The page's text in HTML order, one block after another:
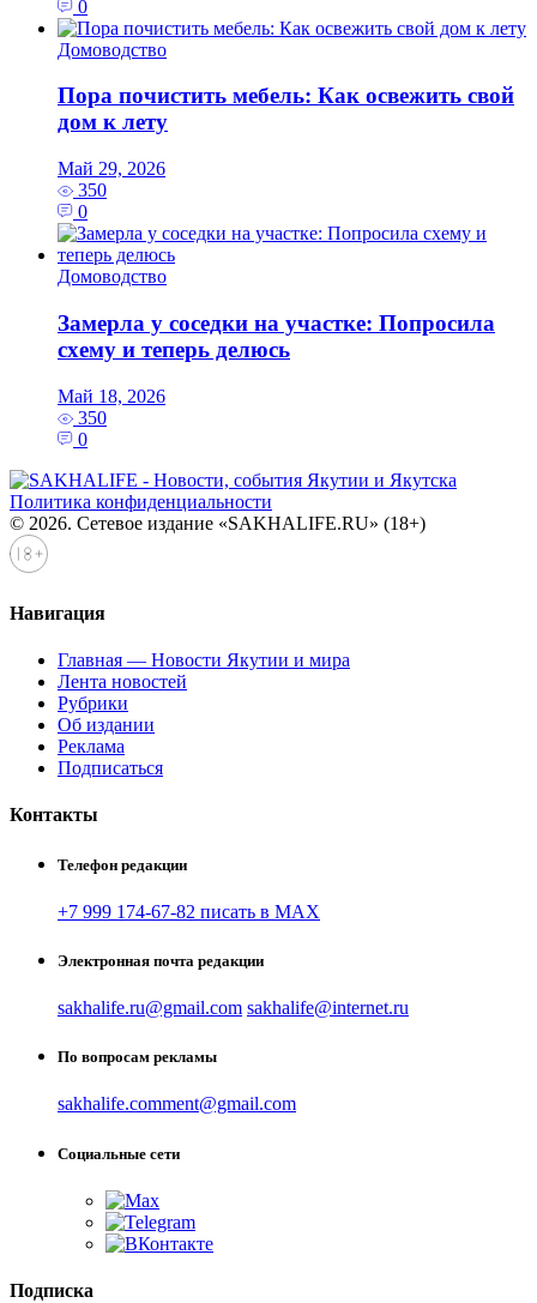
0
Домоводство
Пора почистить мебель: Как освежить свой
дом к лету
Май 29, 2026
350
0
Домоводство
Замерла у соседки на участке: Попросила
схему и теперь делюсь
Май 18, 2026
350
0
Политика конфиденциальности
© 2026. Сетевое издание «SAKHALIFE.RU» (18+)
Навигация
Главная — Новости Якутии и мира
Лента новостей
Рубрики
Об издании
Реклама
Подписаться
Контакты
Телефон редакции
+7 999 174-67-82 писать в MAX
Электронная почта редакции
sakhalife.ru@gmail.com sakhalife@internet.ru
По вопросам рекламы
sakhalife.comment@gmail.com
Социальные сети
Подписка